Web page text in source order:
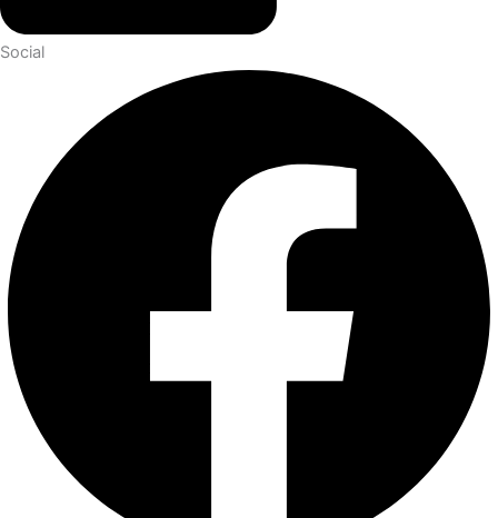
Social